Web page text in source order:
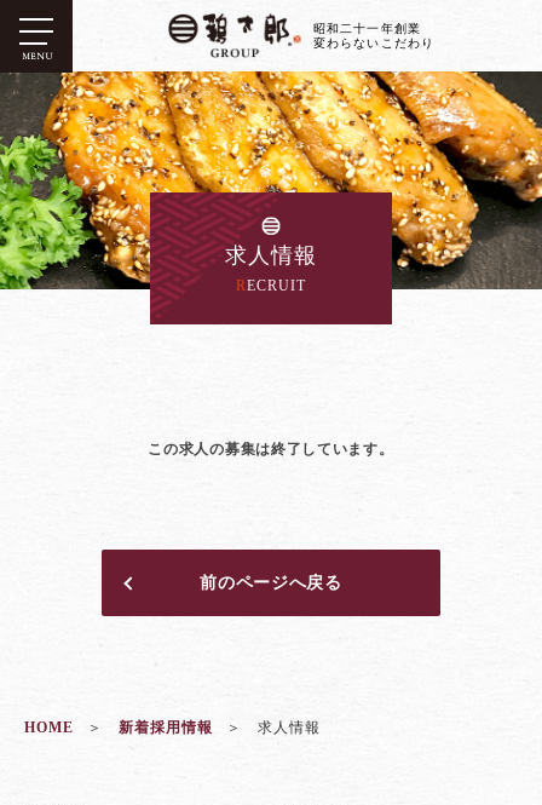
昭和二十一年創業
変わらないこだわり
MENU
求人情報
RECRUIT
この求人の募集は終了しています。
前のページへ戻る
HOME 新着採用情報 求人情報